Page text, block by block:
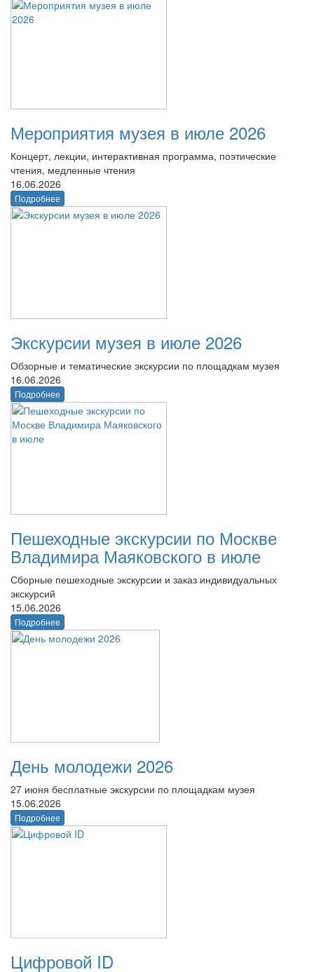
Мероприятия музея в июле 2026
Концерт, лекции, интерактивная программа, поэтические
чтения, медленные чтения
16.06.2026
Подробнее
Экскурсии музея в июле 2026
Обзорные и тематические экскурсии по площадкам музея
16.06.2026
Подробнее
Пешеходные экскурсии по Москве
Владимира Маяковского в июле
Сборные пешеходные экскурсии и заказ индивидуальных
экскурсий
15.06.2026
Подробнее
День молодежи 2026
27 июня бесплатные экскурсии по площадкам музея
15.06.2026
Подробнее
Цифровой ID